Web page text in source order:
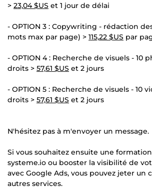
> 23,04 $US et 1 jour de délai
- OPTION 3 : Copywriting - rédaction
mots max par page) > 115,22 $US par
- OPTION 4 : Recherche de visuels - 10
droits > 57,61 $US et 2 jours
- OPTION 5 : Recherche de visuels - 10
droits > 57,61 $US et 2 jours
N'hésitez pas à m'envoyer un message.
Si vous souhaitez ensuite une
systeme.io ou booster la visibilité de
avec Google Ads, vous pouvez jeter un
autres services.